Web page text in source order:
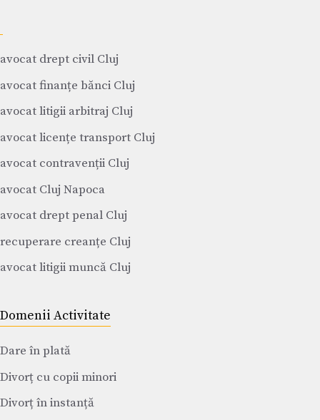
avocat drept civil Cluj
avocat finanțe bănci Cluj
avocat litigii arbitraj Cluj
avocat licențe transport Cluj
avocat contravenții Cluj
avocat Cluj Napoca
avocat drept penal Cluj
recuperare creanțe Cluj
avocat litigii muncă Cluj
Domenii Activitate
Dare în plată
Divorț cu copii minori
Divorț în instanță